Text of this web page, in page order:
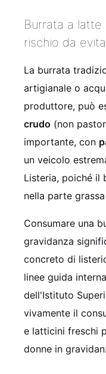
Burrata a
rischio da
La burrata
artigianale o
produttore, può
crudo (non
importante, con
un veicolo
Listeria, poiché il
nella parte
Consumare una
gravidanza
concreto di
linee guida
dell'Istituto
vivamente il
e latticini freschi
donne in